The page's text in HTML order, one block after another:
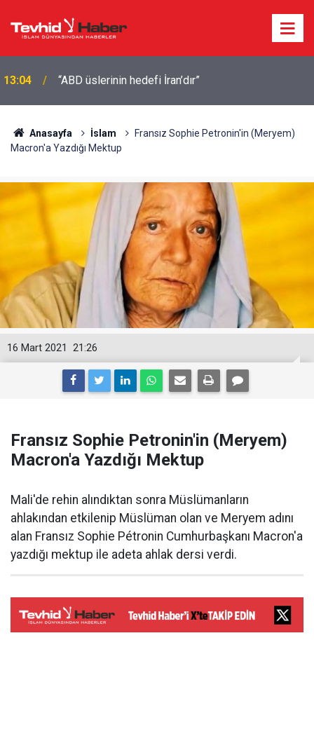
12:50 CIA bu ülkede gizli bir görev gücü kurdu
Anasayfa İslam
Fransız Sophie Petronin'in (Meryem)
Macron'a Yazdığı Mektup
21:26
16 Mart 2021
Fransız Sophie Petronin'in (Meryem)
Macron'a Yazdığı Mektup
Mali'de rehin alındıktan sonra Müslümanların
ahlakından etkilenip Müslüman olan ve Meryem adını
alan Fransız Sophie Pétronin Cumhurbaşkanı Macron'a
yazdığı mektup ile adeta ahlak dersi verdi.